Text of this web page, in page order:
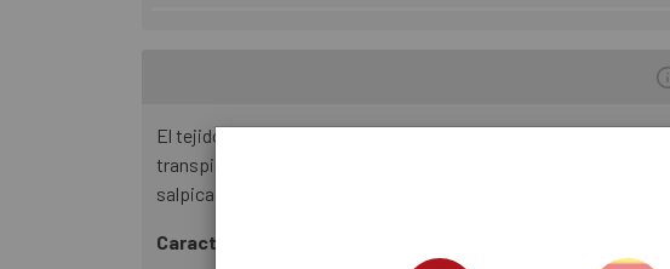
El tejido peinado NoRain Thermal tiene un tratamiento con
transpirable, evita el sobrecalentamiento en los días con clima
salpicaduras de agua de la rueda. Con condiciones de lluvia
Características: